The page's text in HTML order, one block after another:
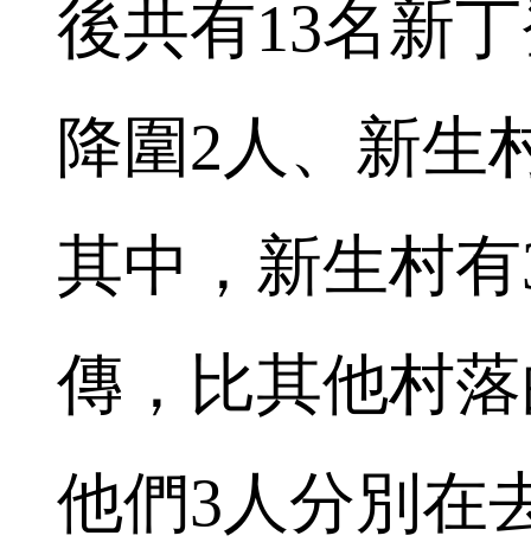
後共有13名新
降圍2人、新生
其中，新生村
傳，比其他村
他們3人分別在